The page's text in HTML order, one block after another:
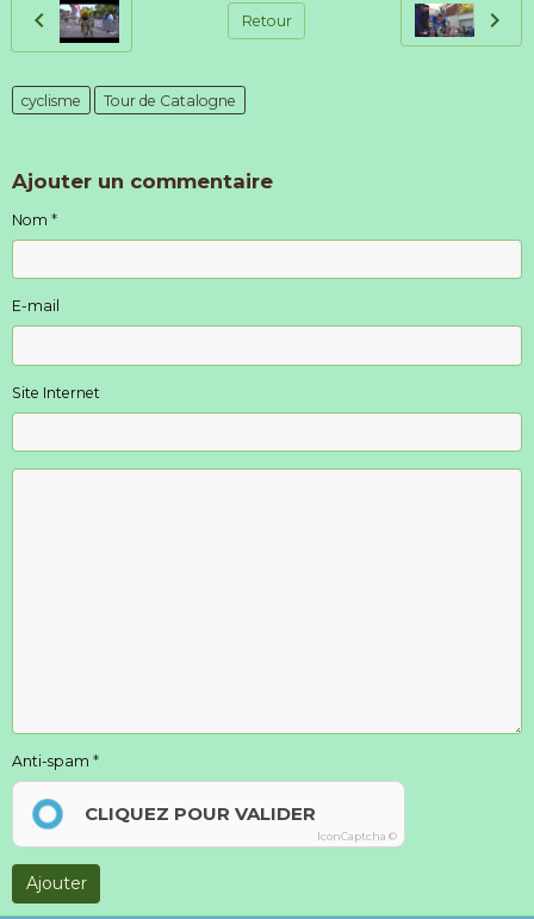
Retour
cyclisme Tour de Catalogne
Ajouter un commentaire
Nom
E-mail
Site Internet
Anti-spam
CLIQUEZ POUR VALIDER
IconCaptcha ©
Ajouter